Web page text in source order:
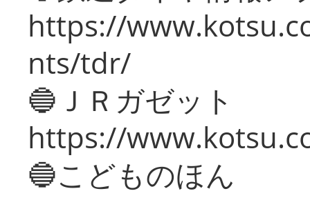
https://
nts/tdr/
🔵ＪＲガゼット
https://
🔵こどものほん